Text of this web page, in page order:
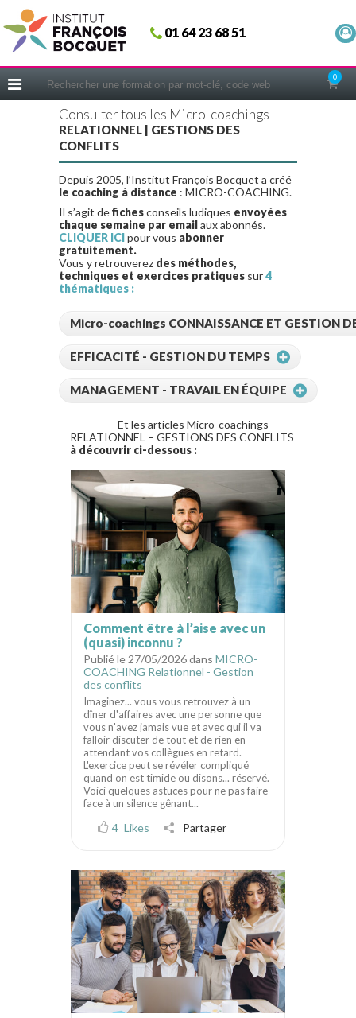
01 64 23 68 51
0
Fermer
ACCUEIL
CERIFICATIONS
INTRAS | SUR-MESURE
EN PRATIQUE
NOUS CONNAÎTRE
CONSEILS MICRO-COACHING
PODCAST
WEBINAIRES
QUESTIONNAIRE GRATUIT
Consulter tous les Micro-coachings
RELATIONNEL | GESTIONS DES
CONFLITS
Depuis 2005, l’Institut François Bocquet a créé
le coaching à distance : MICRO-COACHING.
Il s’agit defichesconseils ludiques envoyées
chaque semaine par emailaux abonnés.
CLIQUER ICIpour vous abonner
gratuitement.
Vous y retrouverez des méthodes,
techniques et exercices pratiques sur4
thématiques :
Micro-coachings CONNAISSANCE ET GESTION
EFFICACITÉ - GESTION DU TEMPS
MANAGEMENT - TRAVAIL EN ÉQUIPE
Et les articles Micro-coachings
RELATIONNEL – GESTIONS DES CONFLITS
à découvrir ci-dessous :
Comment être à l’aise avec un
(quasi) inconnu ?
Publié le 27/05/2026 dans MICRO-
COACHING Relationnel - Gestion
des conflits
Imaginez... vous vous retrouvez à un
dîner d'affaires avec une personne que
vous n'avez jamais vue et avec qui il va
falloir discuter de tout et de rien en
attendant vos collègues en retard.
L'exercice peut se révéler compliqué
quand on est timide ou disons... réservé.
Voici quelques astuces pour ne pas faire
face à un silence gênant...
4 Likes Partager